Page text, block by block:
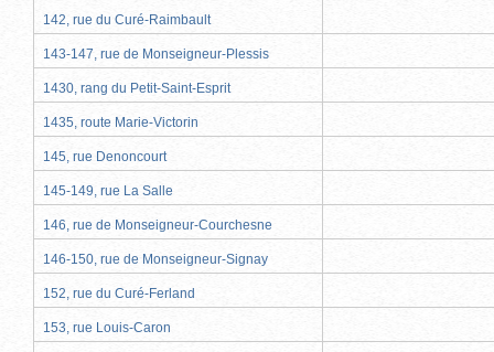
142, rue du Curé-Raimbault
143-147, rue de Monseigneur-Plessis
1430, rang du Petit-Saint-Esprit
1435, route Marie-Victorin
145, rue Denoncourt
145-149, rue La Salle
146, rue de Monseigneur-Courchesne
146-150, rue de Monseigneur-Signay
152, rue du Curé-Ferland
153, rue Louis-Caron